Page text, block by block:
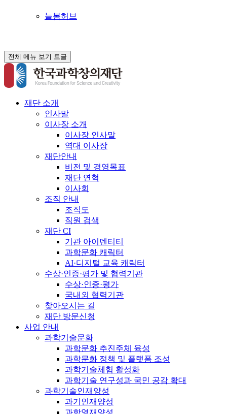
늘봄허브
전체 메뉴 보기 토글
재단 소개
인사말
이사장 소개
이사장 인사말
역대 이사장
재단안내
비전 및 경영목표
재단 연혁
이사회
조직 안내
조직도
직원 검색
재단 CI
기관 아이덴티티
과학문화 캐릭터
AI·디지털 교육 캐릭터
수상·인증·평가 및 협력기관
수상·인증·평가
국내외 협력기관
찾아오시는 길
재단 방문신청
사업 안내
과학기술문화
과학문화 추진주체 육성
과학문화 정책 및 플랫폼 조성
과학기술체험 활성화
과학기술 연구성과 국민 공감 확대
과학기술인재양성
과기인재양성
과학영재양성